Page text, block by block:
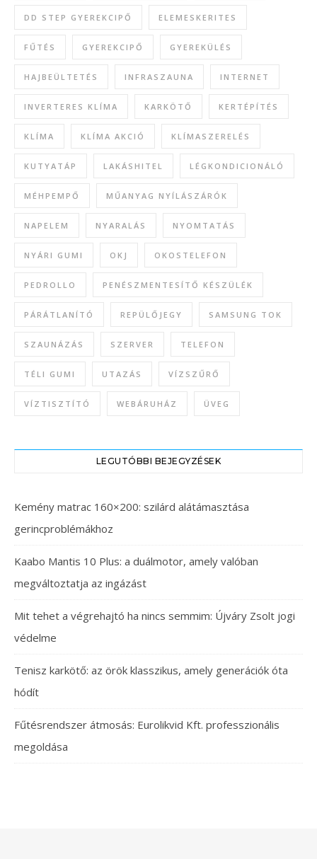
DD STEP GYEREKCIPŐ ELEMESKERITES
FŰTÉS GYEREKCIPŐ GYEREKÜLÉS
HAJBEÜLTETÉS INFRASZAUNA INTERNET
INVERTERES KLÍMA KARKÖTŐ KERTÉPÍTÉS
KLÍMA KLÍMA AKCIÓ KLÍMASZERELÉS
KUTYATÁP LAKÁSHITEL LÉGKONDICIONÁLÓ
MÉHPEMPŐ MŰANYAG NYÍLÁSZÁRÓK
NAPELEM NYARALÁS NYOMTATÁS
NYÁRI GUMI OKJ OKOSTELEFON
PEDROLLO PENÉSZMENTESÍTŐ KÉSZÜLÉK
PÁRÁTLANÍTÓ REPÜLŐJEGY SAMSUNG TOK
SZAUNÁZÁS SZERVER TELEFON
TÉLI GUMI UTAZÁS VÍZSZŰRŐ
VÍZTISZTÍTÓ WEBÁRUHÁZ ÜVEG
LEGUTÓBBI BEJEGYZÉSEK
Kemény matrac 160×200: szilárd alátámasztása
gerincproblémákhoz
Kaabo Mantis 10 Plus: a duálmotor, amely valóban
megváltoztatja az ingázást
Mit tehet a végrehajtó ha nincs semmim: Újváry Zsolt jogi
védelme
Tenisz karkötő: az örök klasszikus, amely generációk óta
hódít
Fűtésrendszer átmosás: Eurolikvid Kft. professzionális
megoldása